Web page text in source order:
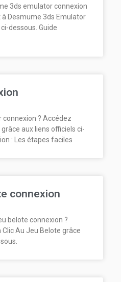
3ds emulator connexion
Desmume 3ds Emulator
dessous. Guide
? Accédez
aux liens officiels ci-
: Les étapes faciles
connexion
belote connexion ?
Au Jeu Belote grâce